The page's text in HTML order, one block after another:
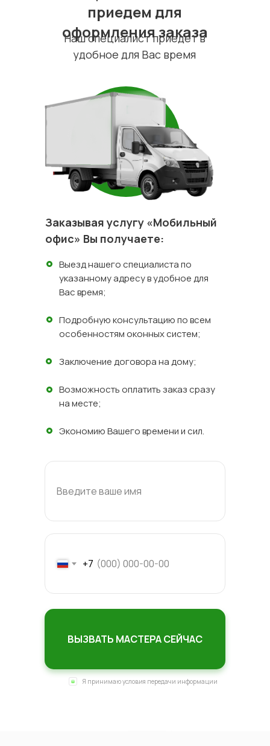
Выезд нашего специалиста по
указанному адресу в удобное для
Вас время;
Подробную консультацию по всем
особенностям оконных систем;
Заключение договора на дому;
Возможность оплатить заказ сразу
на месте;
Экономию Вашего времени и сил.
Заказывая услугу «Мобильный
офис» Вы получаете:
приедем для
оформления заказа
Наш специалист приедет в
удобное для Вас время
ВЫЗВАТЬ МАСТЕРА СЕЙЧАС
Введите ваше имя
+7
Я принимаю условия передачи информации